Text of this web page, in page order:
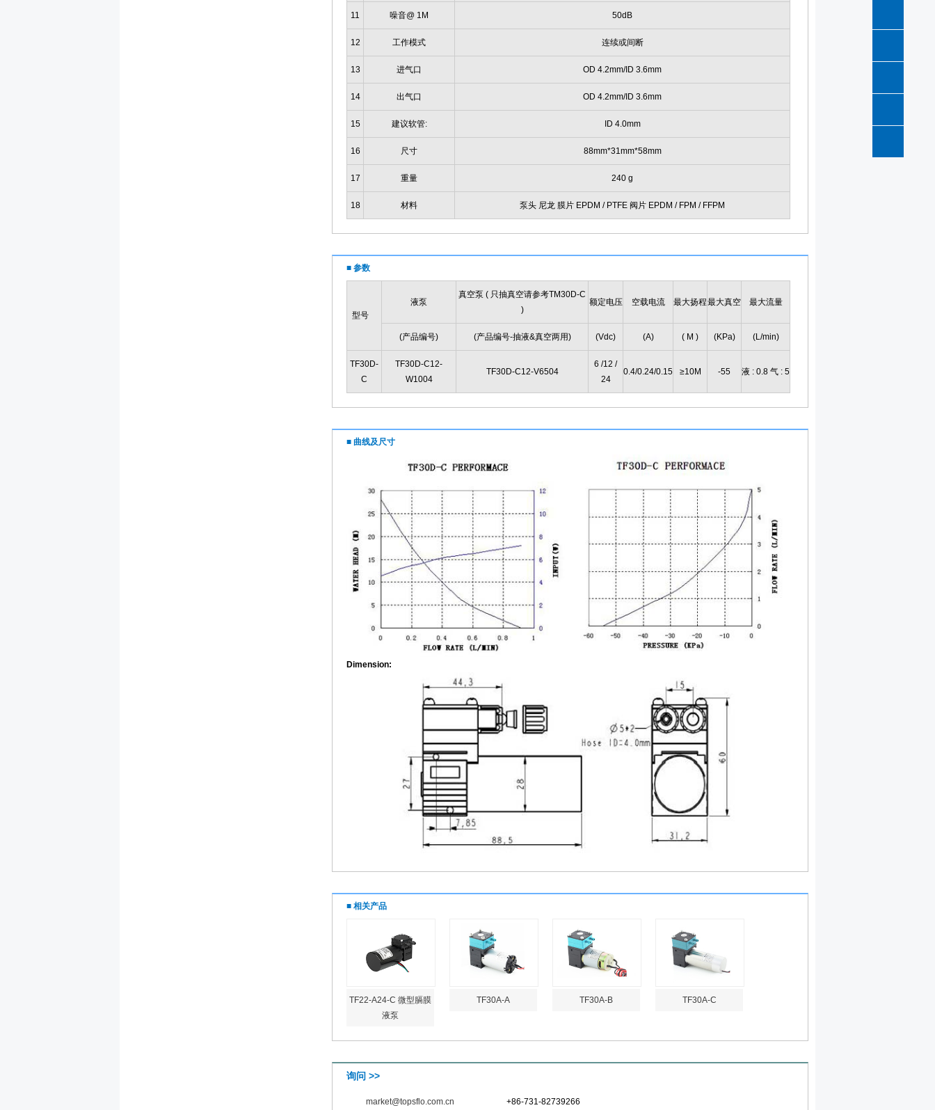
11 噪音@ 1M 50dB
12 工作模式 连续或间断
13 进气口 OD 4.2mm/ID 3.6mm
14 出气口 OD 4.2mm/ID 3.6mm
15 建议软管: ID 4.0mm
16 尺寸 88mm*31mm*58mm
17 重量 240 g
18 材料 泵头 尼龙 膜片 EPDM / PTFE 阀片 EPDM / FPM / FFPM
■ 参数
型号
液泵
真空泵 ( 只抽真空请参考TM30D-C
)
额定电压 空载电流 最大扬程最大真空 最大流量
(产品编号) (产品编号-抽液&真空两用) (Vdc) (A) ( M ) (KPa) (L/min)
TF30D-
C
TF30D-C12-
W1004
TF30D-C12-V6504
6 /12 /
24
0.4/0.24/0.15 ≥10M -55 液 : 0.8 气 : 5
■ 曲线及尺寸
Dimension:
■ 相关产品
TF22-A24-C 微型膈膜
液泵
TF30A-A TF30A-B TF30A-C
询问 >>
market@topsflo.com.cn +86-731-82739266